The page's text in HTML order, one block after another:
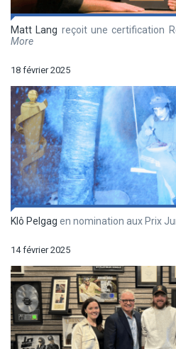
Matt Lang reçoit une certification
More
18 février 2025
Klô Pelgag en nomination aux Prix
14 février 2025